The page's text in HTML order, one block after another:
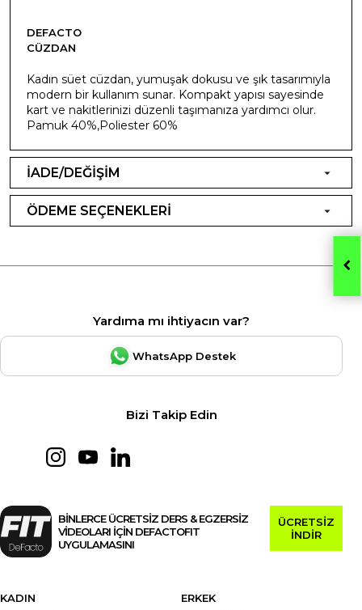
DEFACTO
CÜZDAN
Kadın süet cüzdan, yumuşak dokusu ve şık tasarımıyla
modern bir kullanım sunar. Kompakt yapısı sayesinde
kart ve nakitlerinizi düzenli taşımanıza yardımcı olur.
Pamuk 40%,Poliester 60%
İADE/DEĞİŞİM
ÖDEME SEÇENEKLERİ
Yardıma mı ihtiyacın var?
WhatsApp Destek
Bizi Takip Edin
BİNLERCE ÜCRETSİZ DERS & EGZERSİZ
VİDEOLARI İÇİN DEFACTOFIT
UYGULAMASINI
ÜCRETSİZ
İNDİR
KADIN
ERKEK